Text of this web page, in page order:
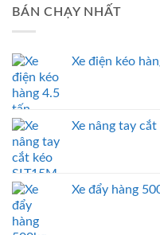
BÁN CHẠY NHẤT
Xe điện kéo
Xe nâng tay
Xe đẩy hàng